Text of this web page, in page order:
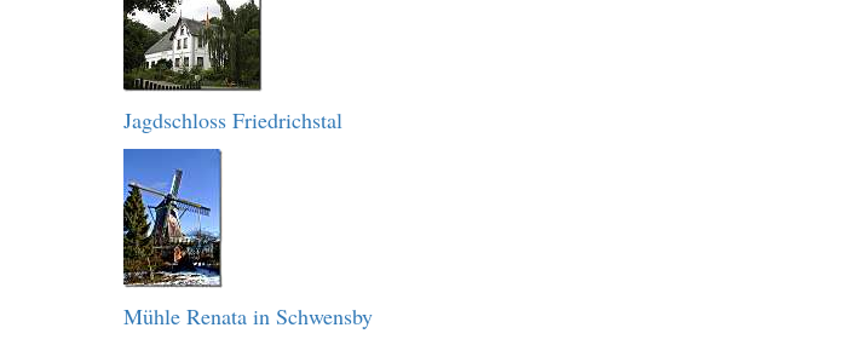
Jagdschloss Friedrichstal
Mühle Renata in Schwensby